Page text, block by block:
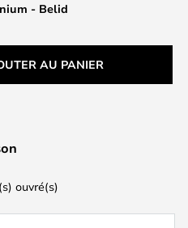
- Belid
AU PANIER
ouvré(s)